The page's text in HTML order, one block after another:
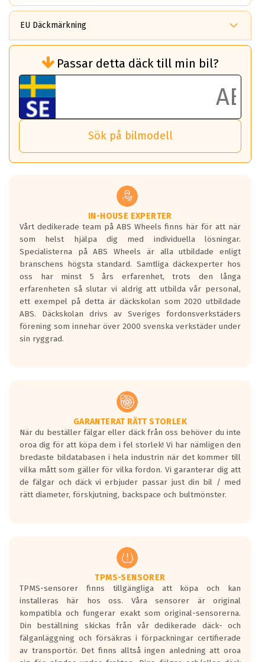
EU Däckmärkning
bränsleförbrukningen)
Det ska vara en betygsskala från klass A
till G för rullmotstånd.
Ett klass A däck kommer ha 6,5% bättre
bränsleförbrukning än ett klass G däck.
Det betyder att om man kör 10,000 km,
så sparar man 50 liter bränsle med ett
underlaget, vilken rutt du kör, samt
vilken körstil du använder.
Våtgrepp egenskaper:
Betygsskalan är satt A till F. Där A påvisar
den kortaste bromssträckan och F är den
längsta.
Inga D eller G betyg delas ut för
personbilar och lätta lastbilar.
Betyget sätts efter ett test där däcken
skall bromsa in på en väg där det ligger
0.5-1.5 mm vatten.
I 80km/h kommer skillnaden på
Vid körning i över 50km/h brukar
rullmotståndets ljud överträffa
motorljudet.
På däckmärkningen kommer det finnas
en symbol av ett däck med vågar. Hög
bullernivå markeras med svarta vågor
medans de vita vågorna påvisar om det är
ett tyst däck.
regelverket som introduceras år 2016.
Ett däck med två svarta vågor är redan
godkända för år 2016 nya regelverk.
Ett däck med en svart våg kommer vara
minst tre decibel tystare än det
regelverk som börjar gälla 2016.
Passar detta däck till min bil?
Sök på bilmodell
IN-HOUSE EXPERTER
Vårt dedikerade team på ABS Wheels finns här för att när
som helst hjälpa dig med individuella lösningar.
Specialisterna på ABS Wheels är alla utbildade enligt
branschens högsta standard. Samtliga däckexperter hos
oss har minst 5 års erfarenhet, trots den långa
erfarenheten så slutar vi aldrig att utbilda vår personal,
ett exempel på detta är däckskolan som 2020 utbildade
ABS. Däckskolan drivs av Sveriges fordonsverkstäders
förening som innehar över 2000 svenska verkstäder under
sin ryggrad.
GARANTERAT RÄTT STORLEK
När du beställer fälgar eller däck från oss behöver du inte
oroa dig för att köpa dem i fel storlek! Vi har nämligen den
bredaste bildatabasen i hela industrin när det kommer till
vilka mått som gäller för vilka fordon. Vi garanterar dig att
de fälgar och däck vi erbjuder passar just din bil / med
rätt diameter, förskjutning, backspace och bultmönster.
TPMS-SENSORER
TPMS-sensorer finns tillgängliga att köpa och kan
installeras här hos oss. Våra sensorer är original
kompatibla och fungerar exakt som original-sensorerna.
Din beställning skickas från vår dedikerade däck- och
fälganläggning och försäkras i förpackningar certifierade
av transportör. Det finns alltså ingen anledning att oroa